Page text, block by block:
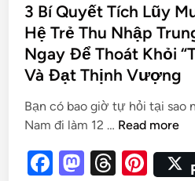
3 Bí Quyết Tích Lũy
Hệ Trẻ Thu Nhập
Ngay Để Thoát Khỏi
Và Đạt Thịnh Vượng
Bạn có bao giờ tự hỏi tại sao
Nam đi làm 12 … Read more
F
M T
Pi